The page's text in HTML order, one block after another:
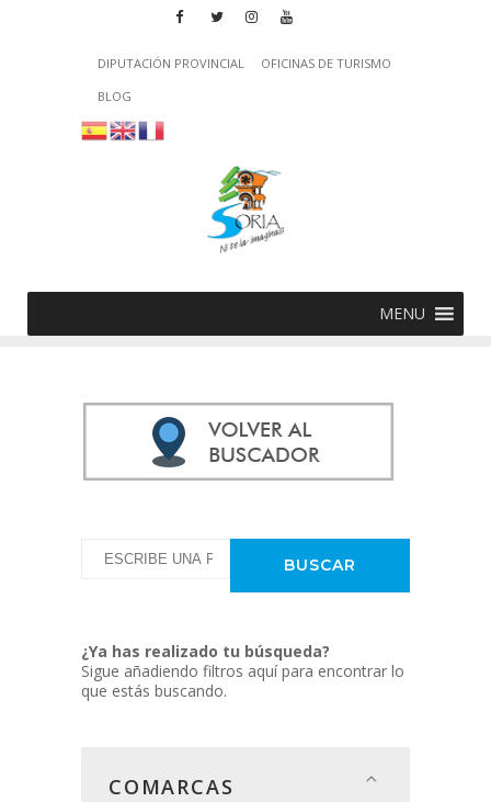
DIPUTACIÓN PROVINCIAL
OFICINAS DE TURISMO
BLOG
MENU
¿Ya has realizado tu búsqueda?
Sigue añadiendo filtros aquí para encontrar lo
que estás buscando.
COMARCAS